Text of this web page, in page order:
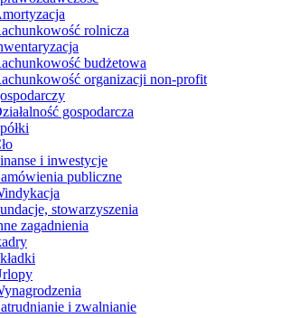
rolnicza
budżetowa
organizacji non-profit
gospodarcza
i inwestycje
publiczne
stowarzyszenia
zagadnienia
i zwalnianie